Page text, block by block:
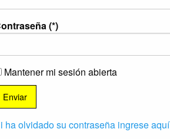
(*)
Mantener mi sesión abierta
ha olvidado su contraseña ingrese aquí